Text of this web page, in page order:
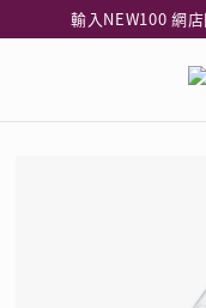
指定純
全港任何